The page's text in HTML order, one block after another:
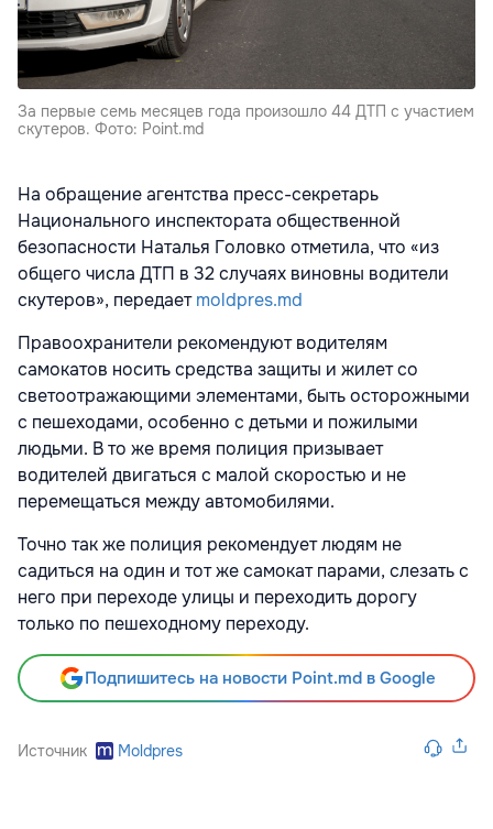
За первые семь месяцев года произошло 44 ДТП с участием
скутеров. Фото: Point.md
На обращение агентства пресс-секретарь
Национального инспектората общественной
безопасности Наталья Головко отметила, что «из
общего числа ДТП в 32 случаях виновны водители
скутеров», передаетmoldpres.md
Правоохранители рекомендуют водителям
самокатов носить средства защиты и жилет со
светоотражающими элементами, быть осторожными
с пешеходами, особенно с детьми и пожилыми
людьми. В то же время полиция призывает
водителей двигаться с малой скоростью и не
перемещаться между автомобилями.
Точно так же полиция рекомендует людям не
садиться на один и тот же самокат парами, слезать с
него при переходе улицы и переходить дорогу
только по пешеходному переходу.
Подпишитесь на новости Point.md в Google
Источник Moldpres